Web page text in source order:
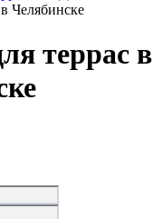
Челябинске
террас в